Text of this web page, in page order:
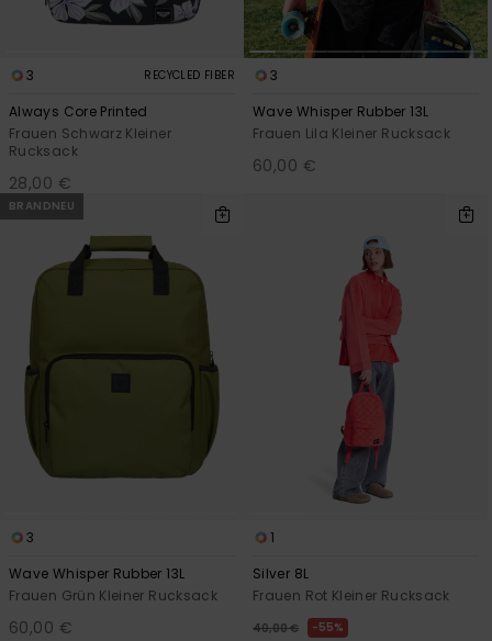
3 RECYCLED FIBER
Always Core Printed
Frauen Schwarz Kleiner
Rucksack
28,00 €
3
Wave Whisper Rubber 13L
Frauen Lila Kleiner Rucksack
60,00 €
BRANDNEU
3
Wave Whisper Rubber 13L
Frauen Grün Kleiner Rucksack
60,00 €
1
Silver 8L
Frauen Rot Kleiner Rucksack
40,00 € 55%